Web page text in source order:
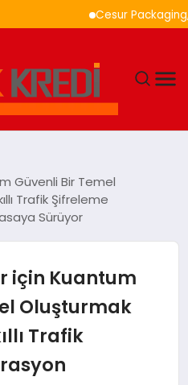
Cesur Packaging,
Güvenli Bir Temel
Trafik Şifreleme
Sürüyor
için Kuantum
Oluşturmak
Trafik